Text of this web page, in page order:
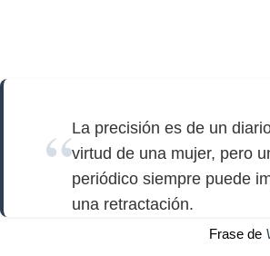
La precisión es de un
virtud de una mujer, pero
periódico siempre puede
una retractación.
Frase de